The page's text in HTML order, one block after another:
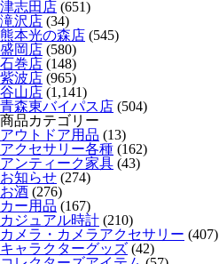
津志田店 (651)
滝沢店 (34)
熊本光の森店 (545)
盛岡店 (580)
石巻店 (148)
紫波店 (965)
谷山店 (1,141)
青森東バイパス店 (504)
商品カテゴリー
アウトドア用品 (13)
アクセサリー各種 (162)
アンティーク家具 (43)
お知らせ (274)
お酒 (276)
カー用品 (167)
カジュアル時計 (210)
カメラ・カメラアクセサリー (407)
キャラクターグッズ (42)